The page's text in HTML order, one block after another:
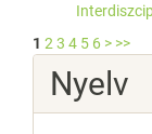
1 2 3 4 5 6 > >>
Nyelv